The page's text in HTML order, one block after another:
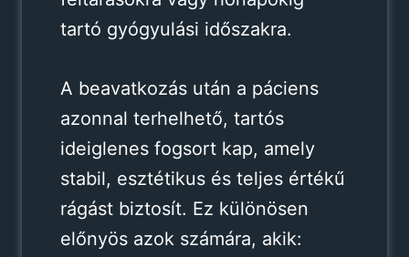
tartó gyógyulási időszakra.
A beavatkozás után a páciens
azonnal terhelhető, tartós
ideiglenes fogsort kap, amely
stabil, esztétikus és teljes értékű
rágást biztosít. Ez különösen
előnyös azok számára, akik: